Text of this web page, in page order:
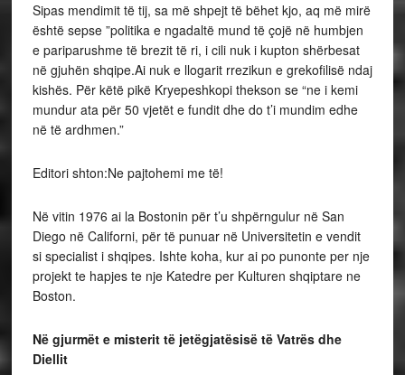
Sipas mendimit të tij, sa më shpejt të bëhet kjo, aq më mirë
është sepse ”politika e ngadaltë mund të çojë në humbjen
e pariparushme të brezit të ri, i cili nuk i kupton shërbesat
në gjuhën shqipe.Ai nuk e llogarit rrezikun e grekofilisë ndaj
kishës. Për këtë pikë Kryepeshkopi thekson se “ne i kemi
mundur ata për 50 vjetët e fundit dhe do t’i mundim edhe
në të ardhmen.”
Editori shton:Ne pajtohemi me të!
Në vitin 1976 ai la Bostonin për t’u shpërngulur në San
Diego në Californi, për të punuar në Universitetin e vendit
si specialist i shqipes. Ishte koha, kur ai po punonte per nje
projekt te hapjes te nje Katedre per Kulturen shqiptare ne
Boston.
Në gjurmët e misterit të jetëgjatësisë të Vatrës dhe
Diellit